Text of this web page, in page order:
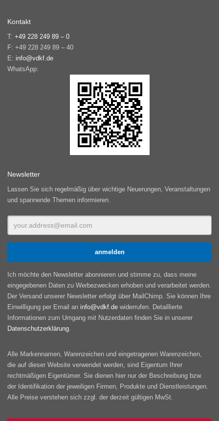
Kontakt
T: +49 228 249 89 – 0
F: +49 228 249 89 – 40
E: info@vdkf.de
WhatsApp:
Newsletter
Lassen Sie sich regelmäßig über wichtige Neuerungen, Veranstaltungen
und spannende Themen informieren.
Ich möchte den Newsletter abonnieren und stimme zu, dass meine
eingegebenen Daten zu Werbezwecken erhoben und verarbeitet werden.
Der Versand unserer Newsletter erfolgt über MailChimp. Sie können Ihre
Einwilligung per Email an info@vdkf.de widerrufen. Detaillierte
Informationen zum Umgang mit Nutzerdaten finden Sie in unserer
Datenschutzerklärung
Alle Markennamen, Warenzeichen und eingetragenen Warenzeichen,
die auf dieser Website verwendet werden, sind Eigentum Ihrer
rechtmäßigen Eigentümer. Sie dienen hier nur der Beschreibung bzw.
der Identifikation der jeweiligen Firmen, Produkte und Dienstleistungen.
Alle Preise verstehen sich zzgl. der derzeit gültigen MwSt.